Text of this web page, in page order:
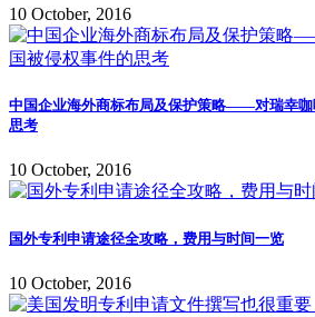
10 October, 2016
中国企业海外商标布局及保护策略——对瑞幸咖
思考
10 October, 2016
国外专利申请途径全攻略，费用与时间一览
10 October, 2016